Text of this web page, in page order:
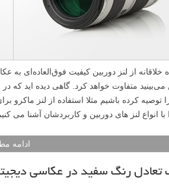
خلاقانه از لنز دوربین کیفیت فوق‌العاده‌ای
می‌بینید متفاوت خواهد کرد. گاهی دیده اید
توصیه کرده باشیم مثلا استفاده از لنز
انواع لنز های دوربین و کاربردشان آشنا می
ادامه
تعادل رنگ سفید در عکاسی